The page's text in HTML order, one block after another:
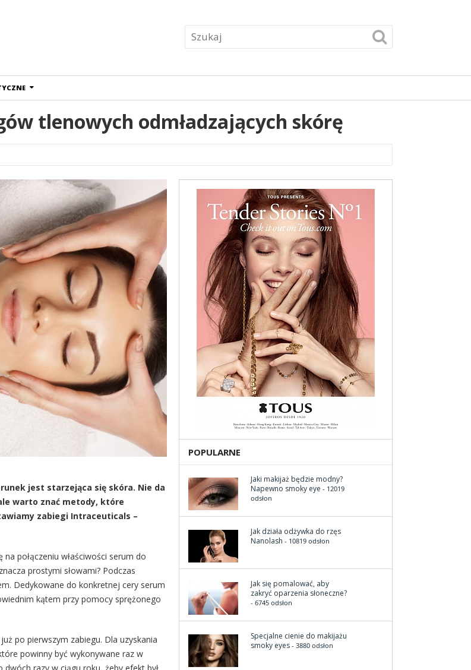
tlenowych odmładzających skórę
jest starzejąca się skóra. Nie da
warto znać metody, które
zabiegi Intraceuticals –
połączeniu właściwości serum do
prostymi słowami? Podczas
Dedykowane do konkretnej cery serum
kątem przy pomocy sprężonego
po pierwszym zabiegu. Dla uzyskania
powinny być wykonywane raz w
razy w ciągu roku, żeby efekt był
POPULARNE
Jaki makijaż będzie modny?
Napewno smoky eye - 12019
odsłon
Jak działa odżywka do rzęs
Nanolash - 10819 odsłon
Jak się pomalować, aby
zakryć oparzenia słoneczne?
- 6745 odsłon
Specjalne cienie do makijażu
smoky eyes - 3880 odsłon